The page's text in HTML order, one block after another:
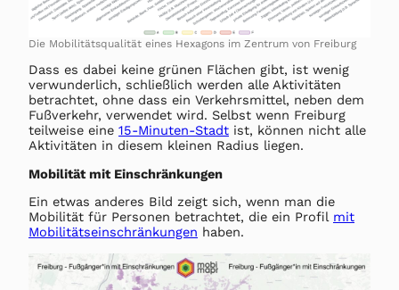
Die Mobilitätsqualität eines Hexagons im Zentrum von Freiburg
Dass es dabei keine grünen Flächen gibt, ist wenig
verwunderlich, schließlich werden alle Aktivitäten
betrachtet, ohne dass ein Verkehrsmittel, neben dem
Fußverkehr, verwendet wird. Selbst wenn Freiburg
teilweise eine 15-Minuten-Stadt ist, können nicht alle
Aktivitäten in diesem kleinen Radius liegen.
Mobilität mit Einschränkungen
Ein etwas anderes Bild zeigt sich, wenn man die
Mobilität für Personen betrachtet, die ein Profil mit
Mobilitätseinschränkungen haben.